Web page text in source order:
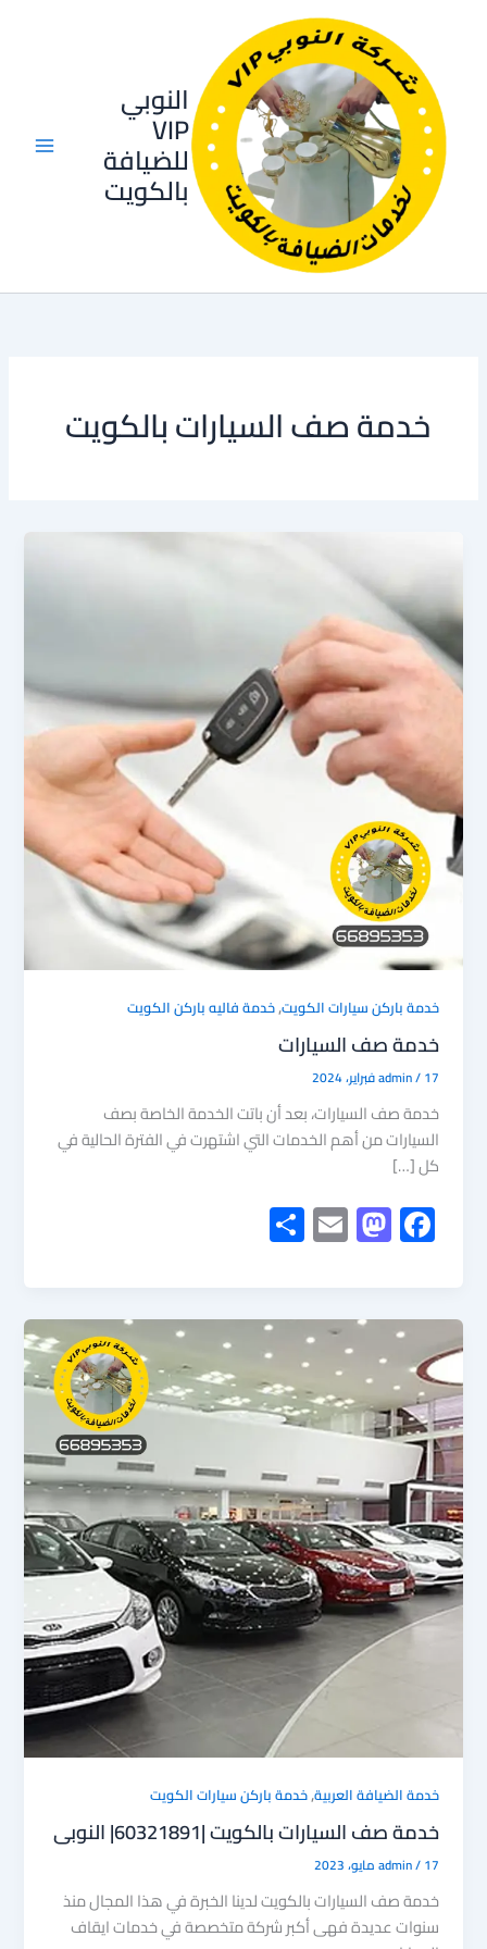
النوبي
VIP
للضيافة
بالكويت
خدمة صف السيارات بالكويت
خدمة باركن سيارات الكويت,خدمة فاليه باركن الكويت
خدمة صف السيارات
admin/17 فبراير، 2024
خدمة صف السيارات، بعد أن باتت الخدمة الخاصة بصف
السيارات من أهم الخدمات التي اشتهرت في الفترة الحالية في
كل […]
F
ac
b
o
ok
M
as
d
o
n
E
m
e
خدمة الضيافة العربية,خدمة باركن سيارات الكويت
خدمة صف السيارات بالكويت |60321891| النوبى
admin/17 مايو، 2023
خدمة صف السيارات بالكويت لدينا الخبرة في هذا المجال منذ
سنوات عديدة فهى أكبر شركة متخصصة في خدمات ايقاف